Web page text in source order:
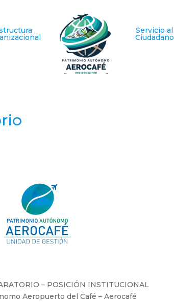
Servicio al
Ciudadano
– POSICIÓN INSTITUCIONAL
Aeropuerto del Café – Aerocafé